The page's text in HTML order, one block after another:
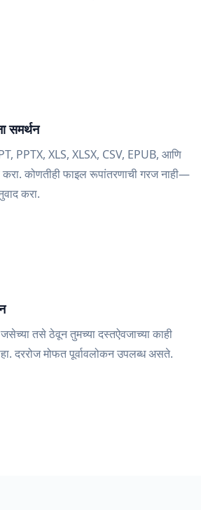
समर्थन
PPTX, XLS, XLSX, CSV, EPUB, आणि
कोणतीही फाइल रूपांतरणाची गरज नाही—
करा.
तसे ठेवून तुमच्या दस्तऐवजाच्या काही
दररोज मोफत पूर्वावलोकन उपलब्ध असते.